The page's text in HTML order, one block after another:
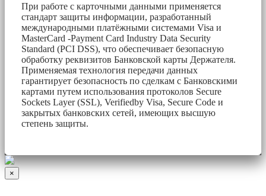
При работе с карточными данными применяется
стандарт защиты информации, разработанный
международными платёжными системами Visa и
MasterCard -Payment Card Industry Data Security
Standard (PCI DSS), что обеспечивает безопасную
обработку реквизитов Банковской карты Держателя.
Применяемая технология передачи данных
гарантирует безопасность по сделкам с Банковскими
картами путем использования протоколов Secure
Sockets Layer (SSL), Verifiedby Visa, Secure Code и
закрытых банковских сетей, имеющих высшую
степень защиты.
×